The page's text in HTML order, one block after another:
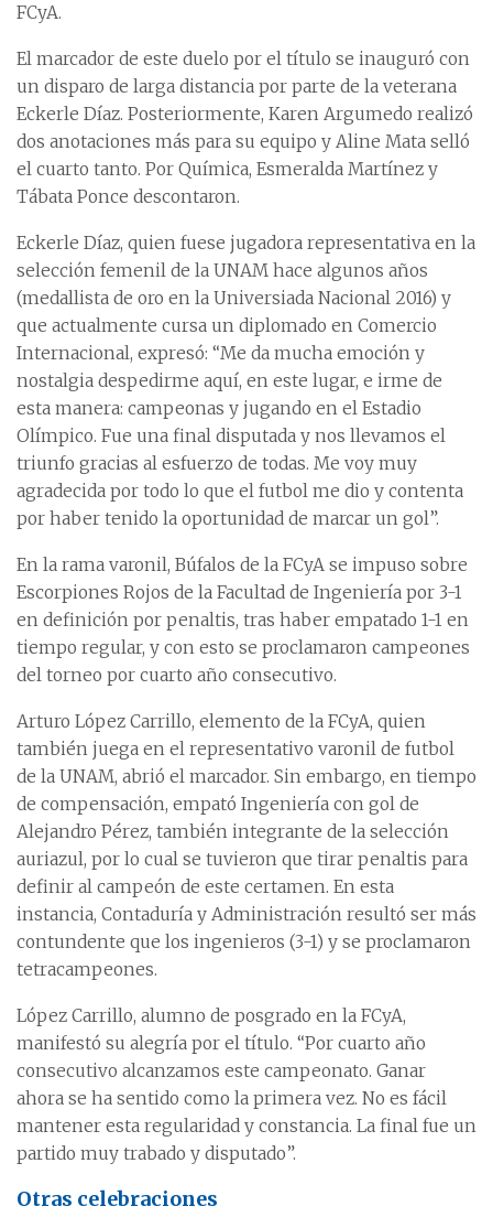
FCyA.
El marcador de este duelo por el título se inauguró con
un disparo de larga distancia por parte de la veterana
Eckerle Díaz. Posteriormente, Karen Argumedo realizó
dos anotaciones más para su equipo y Aline Mata selló
el cuarto tanto. Por Química, Esmeralda Martínez y
Tábata Ponce descontaron.
Eckerle Díaz, quien fuese jugadora representativa en la
selección femenil de la UNAM hace algunos años
(medallista de oro en la Universiada Nacional 2016) y
que actualmente cursa un diplomado en Comercio
Internacional, expresó: “Me da mucha emoción y
nostalgia despedirme aquí, en este lugar, e irme de
esta manera: campeonas y jugando en el Estadio
Olímpico. Fue una final disputada y nos llevamos el
triunfo gracias al esfuerzo de todas. Me voy muy
agradecida por todo lo que el futbol me dio y contenta
por haber tenido la oportunidad de marcar un gol”.
En la rama varonil, Búfalos de la FCyA se impuso sobre
Escorpiones Rojos de la Facultad de Ingeniería por 3-1
en definición por penaltis, tras haber empatado 1-1 en
tiempo regular, y con esto se proclamaron campeones
del torneo por cuarto año consecutivo.
Arturo López Carrillo, elemento de la FCyA, quien
también juega en el representativo varonil de futbol
de la UNAM, abrió el marcador. Sin embargo, en tiempo
de compensación, empató Ingeniería con gol de
Alejandro Pérez, también integrante de la selección
auriazul, por lo cual se tuvieron que tirar penaltis para
definir al campeón de este certamen. En esta
instancia, Contaduría y Administración resultó ser más
contundente que los ingenieros (3-1) y se proclamaron
tetracampeones.
López Carrillo, alumno de posgrado en la FCyA,
manifestó su alegría por el título. “Por cuarto año
consecutivo alcanzamos este campeonato. Ganar
ahora se ha sentido como la primera vez. No es fácil
mantener esta regularidad y constancia. La final fue un
partido muy trabado y disputado”.
Otras celebraciones